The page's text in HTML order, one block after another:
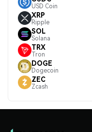
USD Coin
XRP
Ripple
SOL
Solana
TRX
Tron
DOGE
Dogecoin
ZEC
Zcash